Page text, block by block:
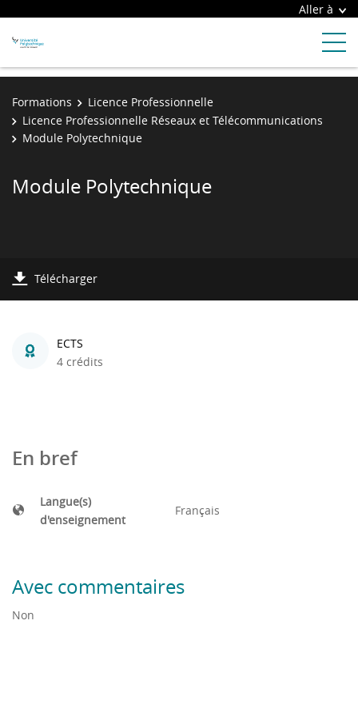
Aller à
Formations
Licence Professionnelle
Licence Professionnelle Réseaux et Télécommunications
Module Polytechnique
Module Polytechnique
Télécharger
ECTS
4 crédits
En bref
Langue(s)
d'enseignement
Français
Avec commentaires
Non